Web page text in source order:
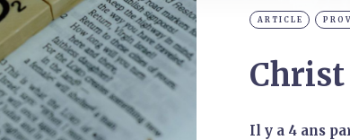
ARTICLE
Christ
il y a 4 ans